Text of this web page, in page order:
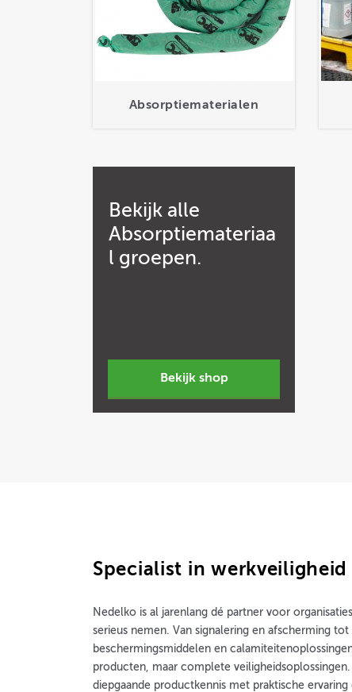
Absorptiematerialen
Bekijk alle
Absorptiemateriaa
l groepen.
bekijk shop
Specialist in werkveiligheid
Nedelko is al jarenlang dé partner voor
serieus nemen. Van signalering en afscherming
beschermingsmiddelen en
producten, maar complete
diepgaande productkennis met praktische